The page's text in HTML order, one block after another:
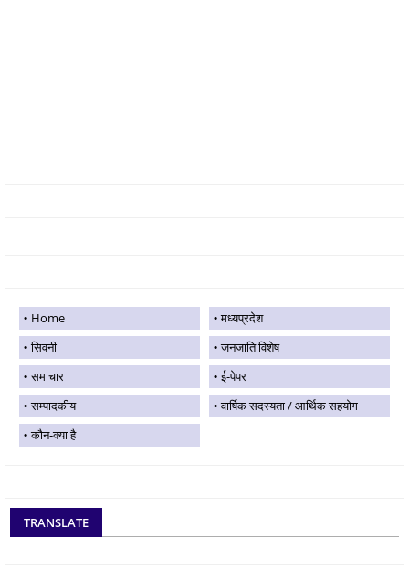
Home
मध्यप्रदेश
सिवनी
जनजाति विशेष
समाचार
ई-पेपर
सम्पादकीय
वार्षिक सदस्यता / आर्थिक सहयोग
कौन-क्या है
TRANSLATE